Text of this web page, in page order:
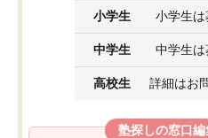
小学生 小学生
中学生 中学生
高校生 詳細はお
塾探しの窓口